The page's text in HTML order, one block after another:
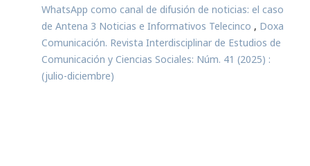
WhatsApp como canal de difusión de noticias: el caso
de Antena 3 Noticias e Informativos Telecinco , Doxa
Comunicación. Revista Interdisciplinar de Estudios de
Comunicación y Ciencias Sociales: Núm. 41 (2025) :
(julio-diciembre)